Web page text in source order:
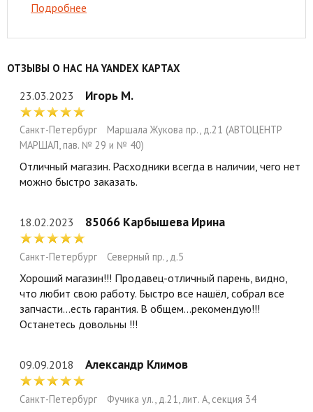
Подробнее
ОТЗЫВЫ О НАС НА YANDEX КАРТАХ
23.03.2023 Игорь М.
Санкт-Петербург
Маршала Жукова пр., д.21 (АВТОЦЕНТР
МАРШАЛ, пав. № 29 и № 40)
Отличный магазин. Расходники всегда в наличии, чего нет
можно быстро заказать.
18.02.2023 85066 Карбышева Ирина
Санкт-Петербург Северный пр., д.5
Хороший магазин!!! Продавец-отличный парень, видно,
что любит свою работу. Быстро все нашёл, собрал все
запчасти...есть гарантия. В общем...рекомендую!!!
Останетесь довольны !!!
09.09.2018 Александр Климов
Санкт-Петербург Фучика ул., д.21, лит. А, секция 34